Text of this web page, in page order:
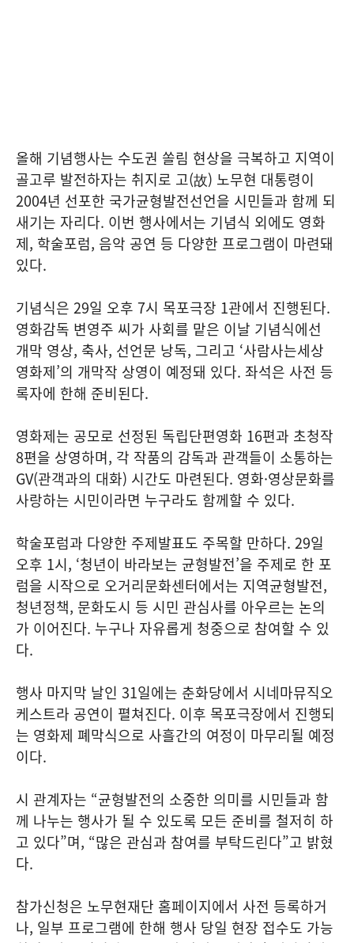
올해 기념행사는 수도권 쏠림 현상을 극복하고 지역이
골고루 발전하자는 취지로 고(故) 노무현 대통령이
2004년 선포한 국가균형발전선언을 시민들과 함께 되
새기는 자리다. 이번 행사에서는 기념식 외에도 영화
제, 학술포럼, 음악 공연 등 다양한 프로그램이 마련돼
있다.
기념식은 29일 오후 7시 목포극장 1관에서 진행된다.
영화감독 변영주 씨가 사회를 맡은 이날 기념식에선
개막 영상, 축사, 선언문 낭독, 그리고 ‘사람사는세상
영화제’의 개막작 상영이 예정돼 있다. 좌석은 사전 등
록자에 한해 준비된다.
영화제는 공모로 선정된 독립단편영화 16편과 초청작
8편을 상영하며, 각 작품의 감독과 관객들이 소통하는
GV(관객과의 대화) 시간도 마련된다. 영화·영상문화를
사랑하는 시민이라면 누구라도 함께할 수 있다.
학술포럼과 다양한 주제발표도 주목할 만하다. 29일
오후 1시, ‘청년이 바라보는 균형발전’을 주제로 한 포
럼을 시작으로 오거리문화센터에서는 지역균형발전,
청년정책, 문화도시 등 시민 관심사를 아우르는 논의
가 이어진다. 누구나 자유롭게 청중으로 참여할 수 있
다.
행사 마지막 날인 31일에는 춘화당에서 시네마뮤직오
케스트라 공연이 펼쳐진다. 이후 목포극장에서 진행되
는 영화제 폐막식으로 사흘간의 여정이 마무리될 예정
이다.
시 관계자는 “균형발전의 소중한 의미를 시민들과 함
께 나누는 행사가 될 수 있도록 모든 준비를 철저히 하
고 있다”며, “많은 관심과 참여를 부탁드린다”고 밝혔
다.
참가신청은 노무현재단 홈페이지에서 사전 등록하거
나, 일부 프로그램에 한해 행사 당일 현장 접수도 가능